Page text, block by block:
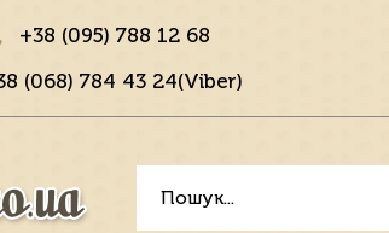
+38 (095) 788 12 68
(068) 784 43 24(Viber)